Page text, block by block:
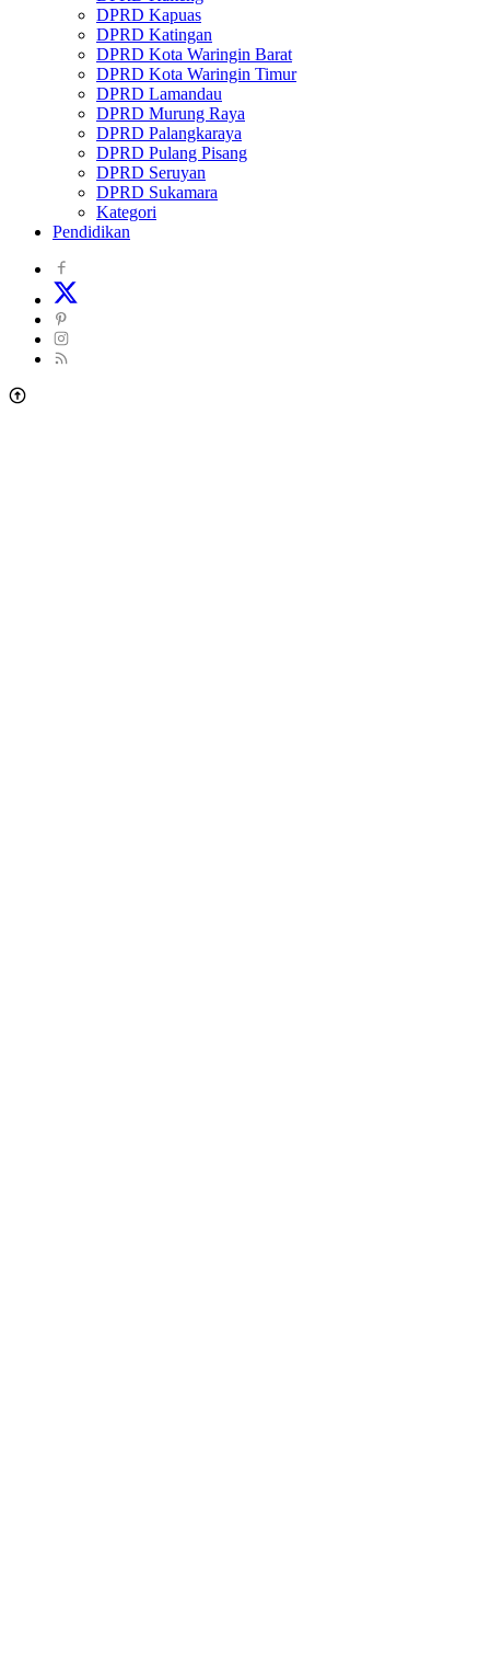
DPRD Kapuas
DPRD Katingan
DPRD Kota Waringin Barat
DPRD Kota Waringin Timur
DPRD Lamandau
DPRD Murung Raya
DPRD Palangkaraya
DPRD Pulang Pisang
DPRD Seruyan
DPRD Sukamara
Kategori
Pendidikan